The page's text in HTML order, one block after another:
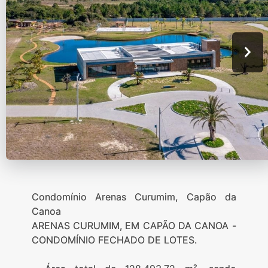
Condomínio Arenas Curumim, Capão da
Canoa
ARENAS CURUMIM, EM CAPÃO DA CANOA -
CONDOMÍNIO FECHADO DE LOTES.